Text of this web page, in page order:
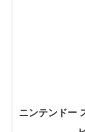
ニンテンドー